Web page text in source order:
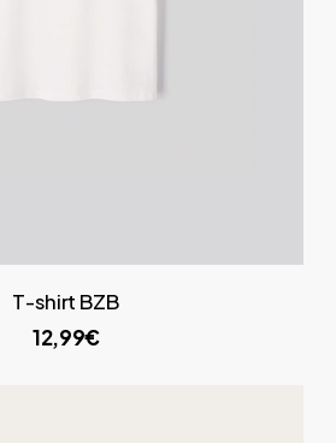
T-shirt BZB
12,99€